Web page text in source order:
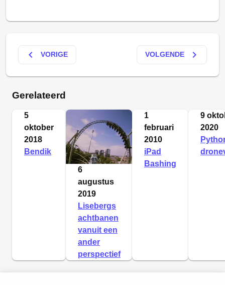
keyboard_arrow_left VORIGE VOLGENDE keyboard_arrow_right
Gerelateerd
5
oktober
2018
Bendik
6
augustus
2019
Lisebergs
achtbanen
vanuit een
ander
perspectief
1
februari
2010
iPad
Bashing
9
2020